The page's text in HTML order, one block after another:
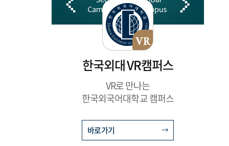
한국외대 VR캠퍼스
VR로 만나는
한국외국어대학교 캠퍼스
바로가기